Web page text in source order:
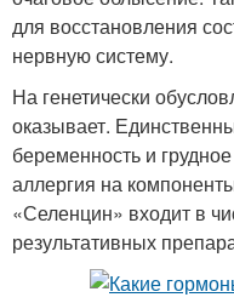
для восстановления
нервную систему.
На генетически
оказывает.
беременность и
аллергия на
«Селенцин» входит в
результативных